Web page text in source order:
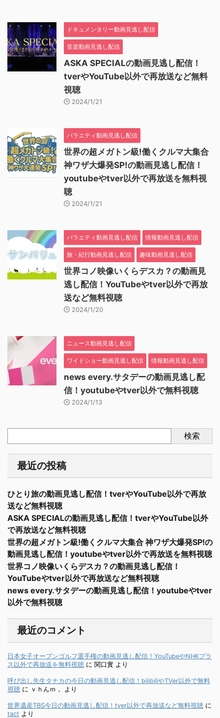
ドキュメンタリー動画見逃し配信
音楽動画見逃し配信
ASKA SPECIALの動画見逃し配信！
tverやYouTube以外で再放送など無料
視聴
2024/1/21
バラエティ動画見逃し配信
世界の超メガトン級!働くクルマ大集合
神ワザ大爆発SP!の動画見逃し配信！
youtubeやtver以外で再放送を無料視
聴
2024/1/21
バラエティ動画見逃し配信 情報動画見逃し配信
旅・紀行動画見逃し配信 趣味動画見逃し配信
世界コノ映像いくらデスカ？の動画見
逃し配信！YouTubeやtver以外で再放
送など無料視聴
2024/1/20
ニュース動画見逃し配信
ワイドショー動画見逃し配信 情報動画見逃し配信
news every.サタデーの動画見逃し配
信！youtubeやtver以外で無料視聴
2024/1/13
検索
最近の投稿
ひとり旅の動画見逃し配信！tverやYouTube以外で再放
送など無料視聴
ASKA SPECIALの動画見逃し配信！tverやYouTube以外
で再放送など無料視聴
世界の超メガトン級!働くクルマ大集合 神ワザ大爆発SP!の
動画見逃し配信！youtubeやtver以外で再放送を無料視聴
世界コノ映像いくらデスカ？の動画見逃し配信！
YouTubeやtver以外で再放送など無料視聴
news every.サタデーの動画見逃し配信！youtubeやtver
以外で無料視聴
最近のコメント
日本女子オープンゴルフ選手権の動画見逃し配信！YouTubeやNHKプラ
ス以外で再放送を無料視聴 に 関口實 より
呼び出し先生タナカの今日の動画見逃し配信！bilibiliやTVer以外で無料
視聴 に ｖｈんｍ， より
世界遺産TBS今日の動画見逃し配信！tver以外で再放送など無料視聴 に
tact より